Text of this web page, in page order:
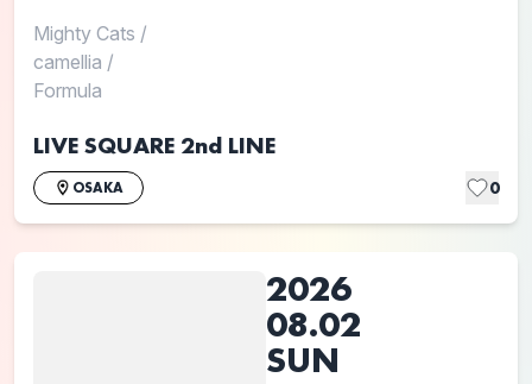
Mighty Cats /
camellia /
Formula
LIVE SQUARE 2nd LINE
OSAKA 0
2026
08.02
SUN